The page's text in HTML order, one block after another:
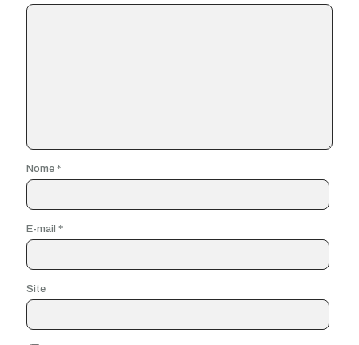
Nome *
E-mail *
Site